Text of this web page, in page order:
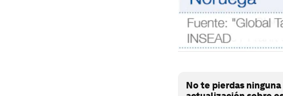
No te pierdas ninguna